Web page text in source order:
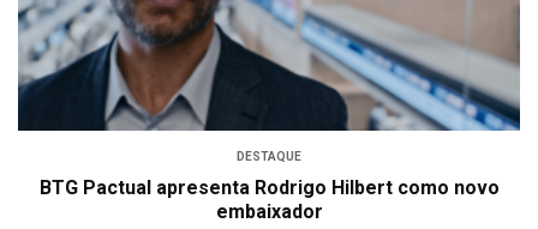
DESTAQUE
BTG Pactual apresenta Rodrigo Hilbert como novo
embaixador